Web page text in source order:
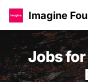
Imagine
Jobs